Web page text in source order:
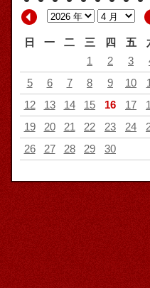
日 一 二 三 四 五
1
2 3
5
6 7 8 9 10
12
13 14 15 16 17
19
20 21 22 23 24
26
27 28 29 30